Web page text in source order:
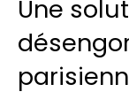
Une